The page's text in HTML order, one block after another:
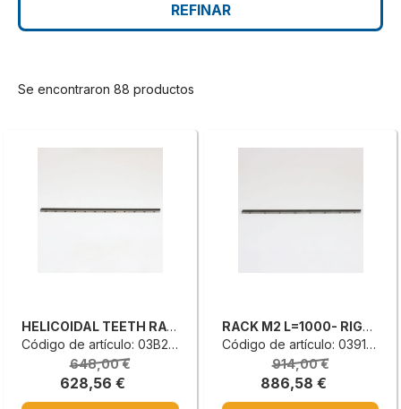
REFINAR
Se encontraron 88 productos
HELICOIDAL TEETH RACK
Código de artículo: 03B2010968L
648,00 €
628,56 €
RACK M2 L=1000- RIGHT
Código de artículo: 0391314000H
914,00 €
886,58 €